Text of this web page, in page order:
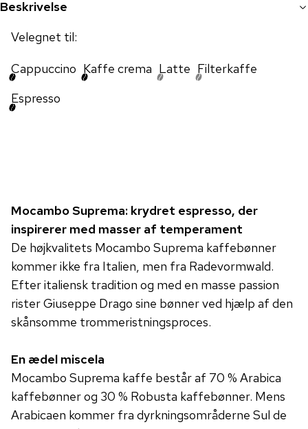
Beskrivelse
Velegnet til:
Cappuccino Kaffe crema Latte Filterkaffe
Espresso
Mocambo Suprema: krydret espresso, der
inspirerer med masser af temperament
De højkvalitets Mocambo Suprema kaffebønner
kommer ikke fra Italien, men fra Radevormwald.
Efter italiensk tradition og med en masse passion
rister Giuseppe Drago sine bønner ved hjælp af den
skånsomme trommeristningsproces.
En ædel miscela
Mocambo Suprema kaffe består af 70 % Arabica
kaffebønner og 30 % Robusta kaffebønner. Mens
Arabicaen kommer fra dyrkningsområderne Sul de